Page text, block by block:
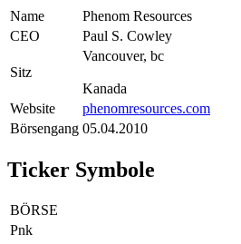
Name
Phenom Resources
CEO
Paul S. Cowley
Sitz
Vancouver, bc
Kanada
Website
phenomresources.com
Börsengang 05.04.2010
Ticker Symbole
BÖRSE
Pnk